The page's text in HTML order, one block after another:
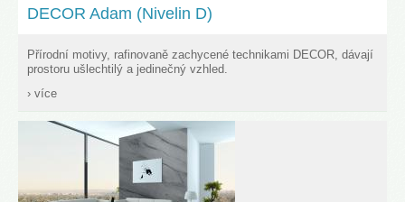
DECOR Adam (Nivelin D)
Přírodní motivy, rafinovaně zachycené technikami DECOR, dávají
prostoru ušlechtilý a jedinečný vzhled.
› více